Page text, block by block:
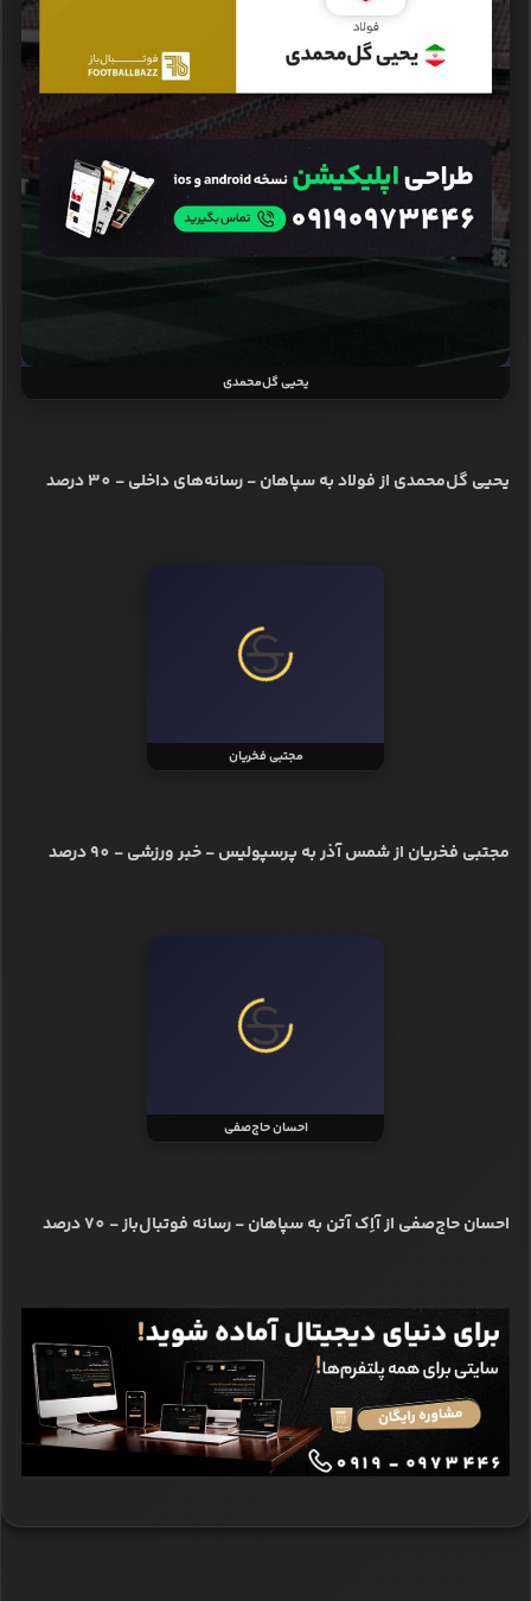
یحیی گل‌محمدی
یحیی گل‌محمدی از فولاد به سپاهان - رسانه‌های داخلی - 30 درصد
مجتبی فخریان
مجتبی فخریان از شمس آذر به پرسپولیس - خبر ورزشی - 90 درصد
احسان حاج‌صفی
احسان حاج‌صفی از آاِک آتن به سپاهان - رسانه فوتبال‌باز - 70 درصد